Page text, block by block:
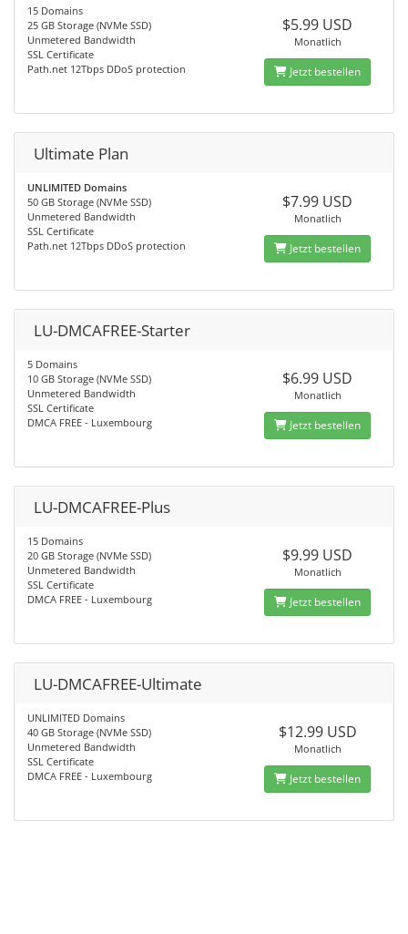
15 Domains
25 GB Storage (NVMe SSD)
Unmetered Bandwidth
SSL Certificate
Path.net 12Tbps DDoS protection
$5.99 USD
Monatlich
Jetzt bestellen
Ultimate Plan
UNLIMITED Domains
50 GB Storage (NVMe SSD)
Unmetered Bandwidth
SSL Certificate
Path.net 12Tbps DDoS protection
$7.99 USD
Monatlich
Jetzt bestellen
LU-DMCAFREE-Starter
5 Domains
10 GB Storage (NVMe SSD)
Unmetered Bandwidth
SSL Certificate
DMCA FREE - Luxembourg
$6.99 USD
Monatlich
Jetzt bestellen
LU-DMCAFREE-Plus
15 Domains
20 GB Storage (NVMe SSD)
Unmetered Bandwidth
SSL Certificate
DMCA FREE - Luxembourg
$9.99 USD
Monatlich
Jetzt bestellen
LU-DMCAFREE-Ultimate
UNLIMITED Domains
40 GB Storage (NVMe SSD)
Unmetered Bandwidth
SSL Certificate
DMCA FREE - Luxembourg
$12.99 USD
Monatlich
Jetzt bestellen